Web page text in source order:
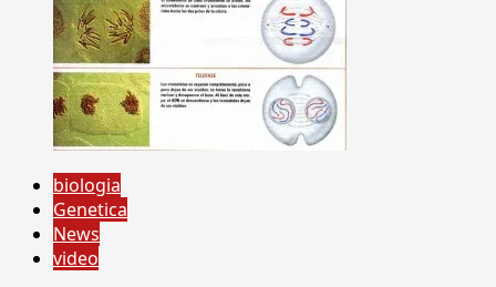
biologia
Genetica
News
video